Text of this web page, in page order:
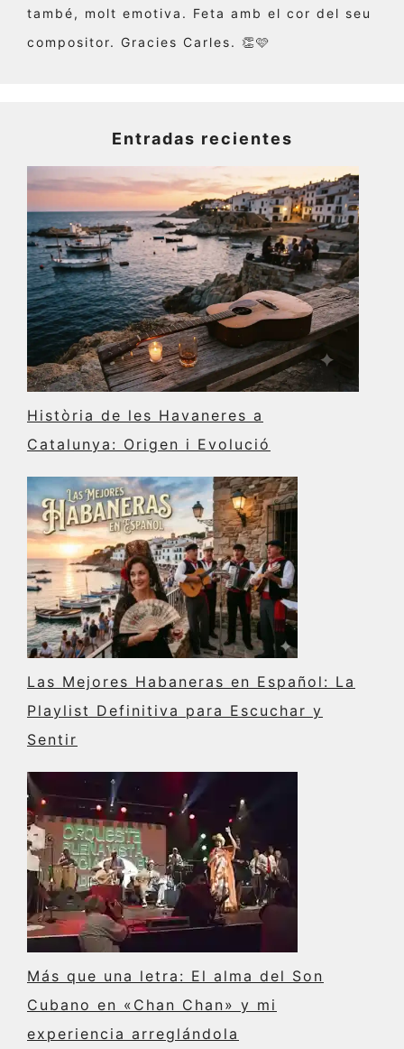
també, molt emotiva. Feta amb el cor del seu
compositor. Gracies Carles. 👏🩷
Entradas recientes
Història de les Havaneres a
Catalunya: Origen i Evolució
Las Mejores Habaneras en Español: La
Playlist Definitiva para Escuchar y
Sentir
Más que una letra: El alma del Son
Cubano en «Chan Chan» y mi
experiencia arreglándola